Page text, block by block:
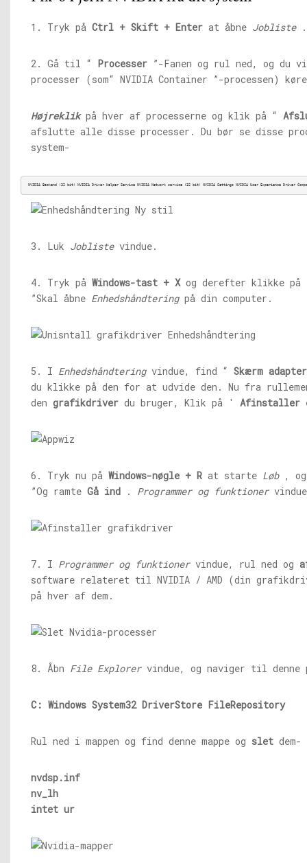
1. Tryk på Ctrl + Skift + Enter at åbne Jobliste.
2. Gå til “ Processer ”-Fanen og rul ned, og du
processer (som“ NVIDIA Container ”-processen)
Højreklik på hver af processerne og klik på “
afslutte alle disse processer. Du bør se disse
system-
NVIDIA Backend (32 bit) NVIDIA Driver Helper Service NVIDIA Network service (32 bit) NVIDIA Settings NVIDIA User Experience Driver
3. Luk Joblistevindue.
4. Tryk på Windows-tast + Xog derefter klikke på
”Skal åbne Enhedshåndteringpå din computer.
5. I Enhedshåndteringvindue, find “ Skærm
du klikke på den for at udvide den. Nu fra
den grafikdriver du bruger, Klik på ' Afinstaller
6. Tryk nu på Windows-nøgle + R at starte Løb,
”Og ramte Gå ind . Programmer og funktioner
7. I Programmer og funktionervindue, rul ned og
software relateret til NVIDIA / AMD (din
på hver af dem.
8. Åbn File Explorervindue, og naviger til denne
C: Windows System32 DriverStore FileRepository
Rul ned i mappen og find denne mappe og slet dem-
nvdsp.inf
nv_lh
intet ur